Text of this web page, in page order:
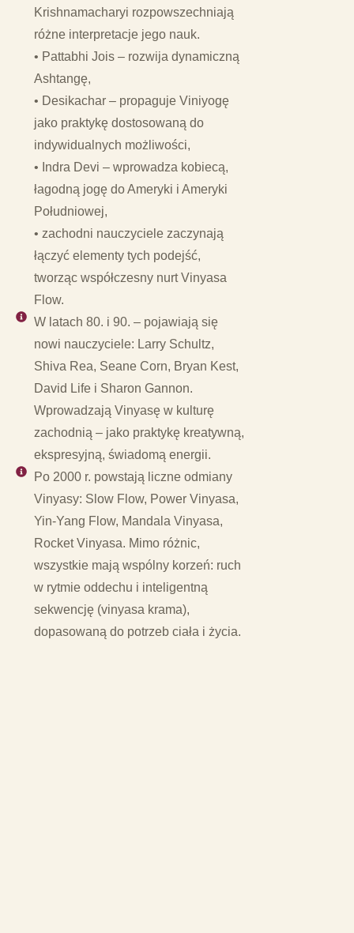
Krishnamacharyi rozpowszechniają
różne interpretacje jego nauk.
• Pattabhi Jois – rozwija dynamiczną
Ashtangę,
• Desikachar – propaguje Viniyogę
jako praktykę dostosowaną do
indywidualnych możliwości,
• Indra Devi – wprowadza kobiecą,
łagodną jogę do Ameryki i Ameryki
Południowej,
• zachodni nauczyciele zaczynają
łączyć elementy tych podejść,
tworząc współczesny nurt Vinyasa
Flow.
W latach 80. i 90. – pojawiają się
nowi nauczyciele: Larry Schultz,
Shiva Rea, Seane Corn, Bryan Kest,
David Life i Sharon Gannon.
Wprowadzają Vinyasę w kulturę
zachodnią – jako praktykę kreatywną,
ekspresyjną, świadomą energii.
Po 2000 r. powstają liczne odmiany
Vinyasy: Slow Flow, Power Vinyasa,
Yin-Yang Flow, Mandala Vinyasa,
Rocket Vinyasa. Mimo różnic,
wszystkie mają wspólny korzeń: ruch
w rytmie oddechu i inteligentną
sekwencję (vinyasa krama),
dopasowaną do potrzeb ciała i życia.